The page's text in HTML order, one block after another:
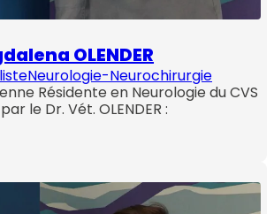
OLENDER
Neurologie-Neurochirurgie
Résidente en Neurologie du CVS
le Dr. Vét. OLENDER :